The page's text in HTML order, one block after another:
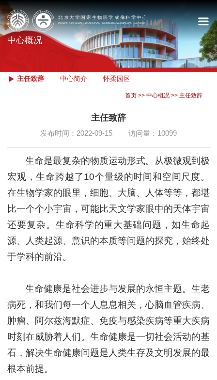
中心概况
主任致辞 中心简介 怀柔园区
首页 >> 中心概况 >> 主任致辞
主任致辞
发布时间：2022-09-15 访问量： 10099
生命是最复杂的物质运动形式。从极微观到极
宏观，生命跨越了10个量级的时间和空间尺度。
在生物学家的眼里，细胞、大脑、人体等等，都堪
比一个个小宇宙，可能比天文学家眼中的天体宇宙
还要复杂。生命科学的重大基础问题，如生命起
源、人类起源、意识的本质等问题的探究，始终处
于学科的前沿。
生命健康是社会进步与发展的永恒主题。生老
病死，和我们每一个人息息相关，心脑血管疾病、
肿瘤、阿尔兹海默症、免疫与感染疾病等重大疾病
时刻在威胁着人们。生命健康是一切社会活动的基
石，解决生命健康问题是人类生存及文明发展的最
根本前提。